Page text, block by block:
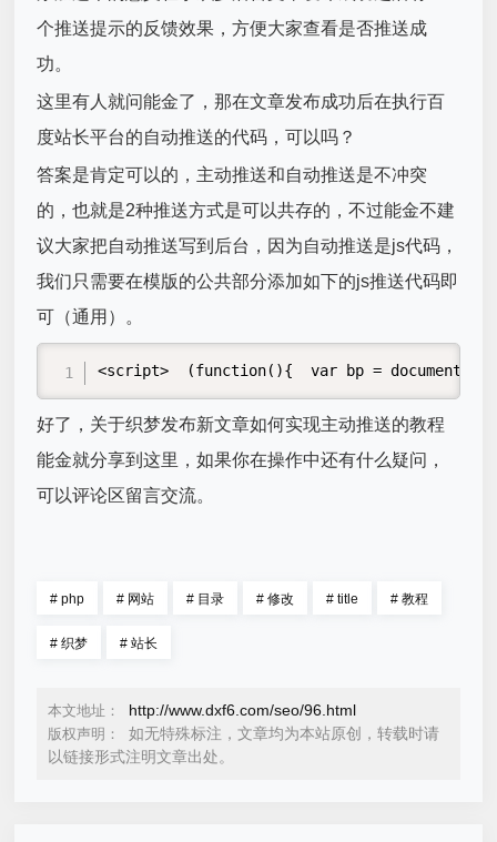
个推送提示的反馈效果，方便大家查看是否推送成
功。
这里有人就问能金了，那在文章发布成功后在执行百
度站长平台的自动推送的代码，可以吗？
答案是肯定可以的，主动推送和自动推送是不冲突
的，也就是2种推送方式是可以共存的，不过能金不建
议大家把自动推送写到后台，因为自动推送是js代码，
我们只需要在模版的公共部分添加如下的js推送代码即
可（通用）。
<script>  (function(){  var bp =
好了，关于织梦发布新文章如何实现主动推送的教程
能金就分享到这里，如果你在操作中还有什么疑问，
可以评论区留言交流。
# php # 网站 # 目录 # 修改 # title # 教程
# 织梦 # 站长
本文地址： http://www.dxf6.com/seo/96.html
版权声明：
如无特殊标注，文章均为本站原创，转载时请
以链接形式注明文章出处。